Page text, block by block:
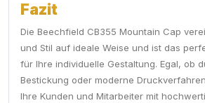
Fazit
Die Beechfield CB355 Mountain Cap
und Stil auf ideale Weise und ist das
für Ihre individuelle Gestaltung. Egal, ob
Bestickung oder moderne
Ihre Kunden und Mitarbeiter mit